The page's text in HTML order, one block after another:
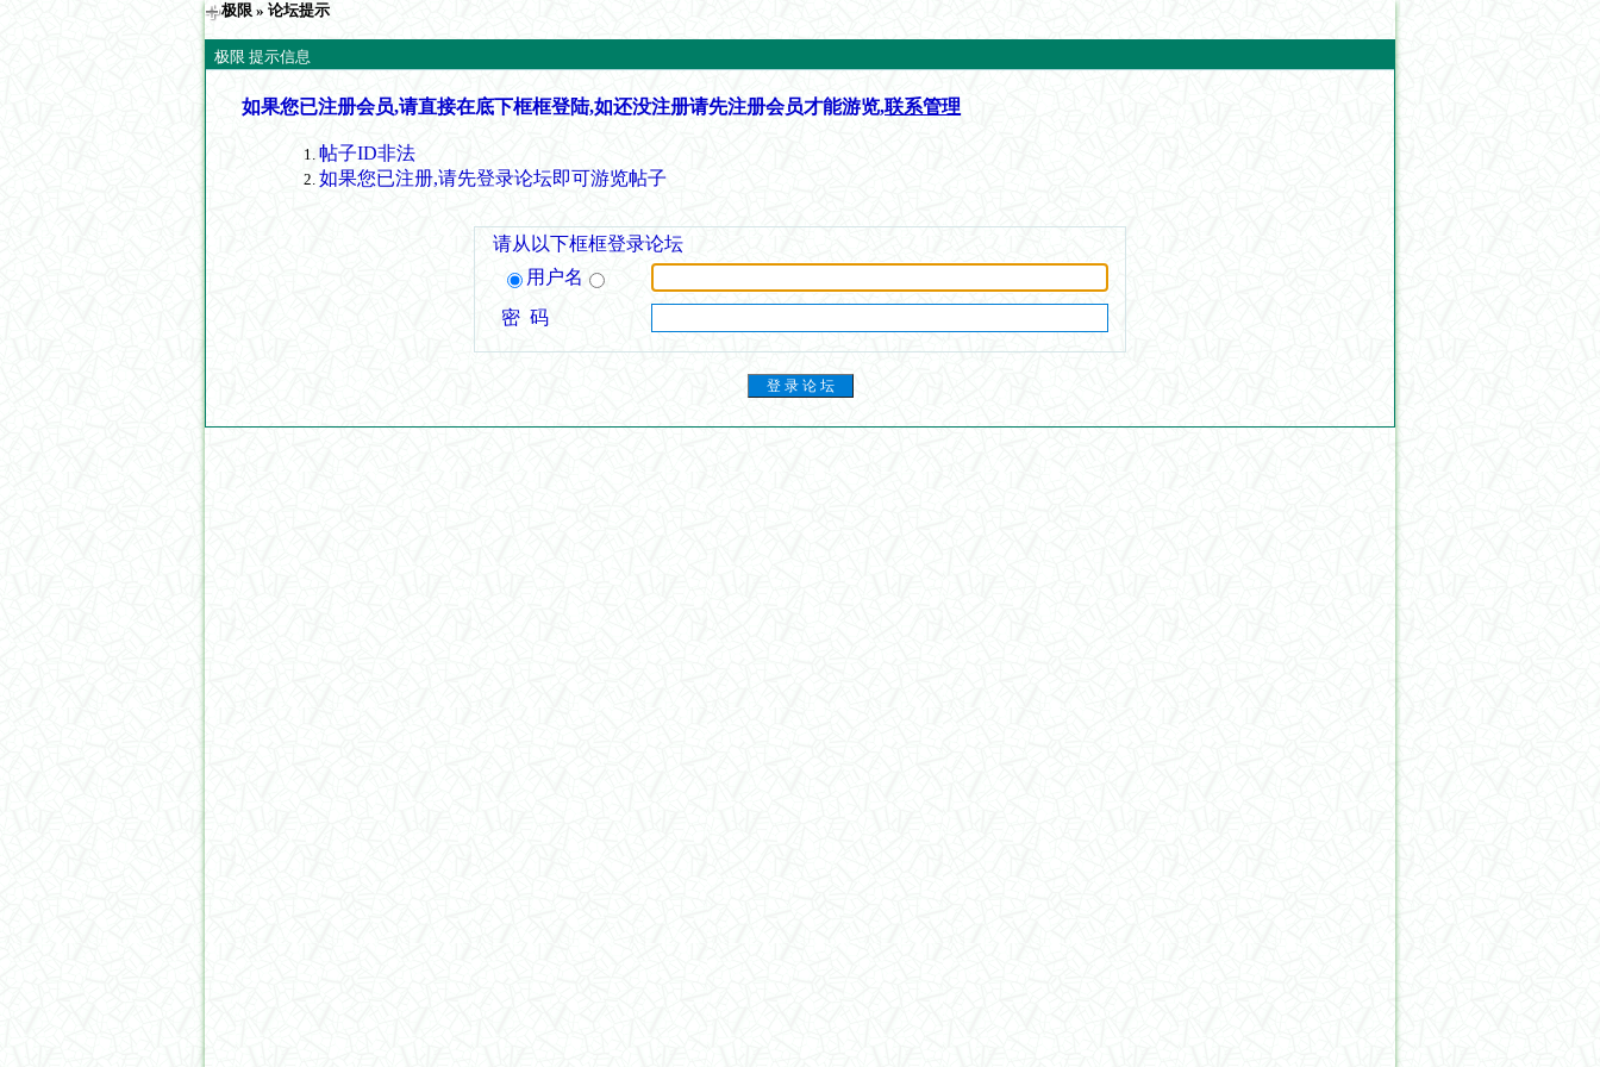
极限 » 论坛提示
极限 提示信息
如果您已注册会员,请直接在底下框框登陆,如还没注册请先注册会员才能游览,联系管理
帖子ID非法
如果您已注册,请先登录论坛即可游览帖子
请从以下框框登录论坛
用户名
密 码